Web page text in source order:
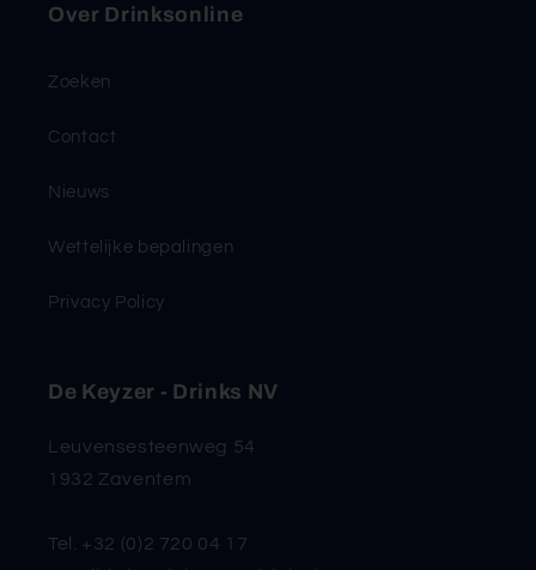
Over Drinksonline
Zoeken
Contact
Nieuws
Wettelijke bepalingen
Privacy Policy
De Keyzer - Drinks NV
Leuvensesteenweg 54
1932 Zaventem
Tel. +32 (0)2 720 04 17